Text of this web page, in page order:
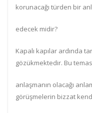
korunacağı türden bir
edecek midir?
Kapalı kapılar ardında
gözükmektedir. Bu
anlaşmanın olacağı
görüşmelerin bizzat